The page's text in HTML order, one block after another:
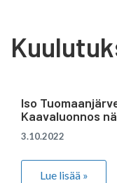
Iso
Kaavaluonnos
3.10.2022
Lue lisää »